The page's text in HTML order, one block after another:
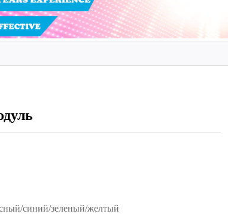
синий/зеленый/желтый